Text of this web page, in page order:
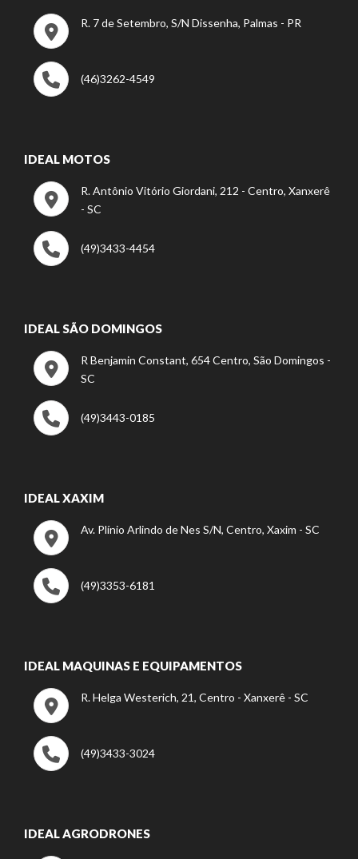
R. 7 de Setembro, S/N Dissenha, Palmas - PR
(46)3262-4549
IDEAL MOTOS
R. Antônio Vitório Giordani, 212 - Centro, Xanxerê
- SC
(49)3433-4454
IDEAL SÃO DOMINGOS
R Benjamin Constant, 654 Centro, São Domingos -
SC
(49)3443-0185
IDEAL XAXIM
Av. Plínio Arlindo de Nes S/N, Centro, Xaxim - SC
(49)3353-6181
IDEAL MAQUINAS E EQUIPAMENTOS
R. Helga Westerich, 21, Centro - Xanxerê - SC
(49)3433-3024
IDEAL AGRODRONES